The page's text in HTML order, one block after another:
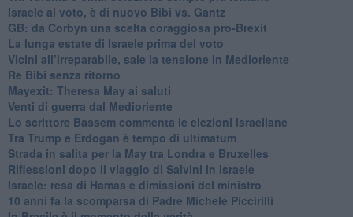
Israele al voto, è di nuovo Bibi vs. Gantz
GB: da Corbyn una scelta coraggiosa pro-Brexit
La lunga estate di Israele prima del voto
Vicini all’irreparabile, sale la tensione in Medioriente
Re Bibi senza ritorno
Mayexit: Theresa May ai saluti
Venti di guerra dal Medioriente
Lo scrittore Bassem commenta le elezioni israeliane
Tra Trump e Erdogan è tempo di ultimatum
Strada in salita per la May tra Londra e Bruxelles
Riflessioni dopo il viaggio di Salvini in Israele
Israele: resa di Hamas e dimissioni del ministro
10 anni fa la scomparsa di Padre Michele Piccirilli